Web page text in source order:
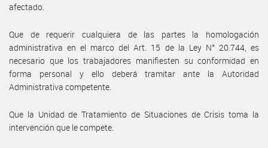
afectado.
Que de requerir cualquiera de las partes la homologación
administrativa en el marco del Art. 15 de la Ley N° 20.744, es
necesario que los trabajadores manifiesten su conformidad en
forma personal y ello deberá tramitar ante la Autoridad
Administrativa competente.
Que la Unidad de Tratamiento de Situaciones de Crisis toma la
intervención que le compete.